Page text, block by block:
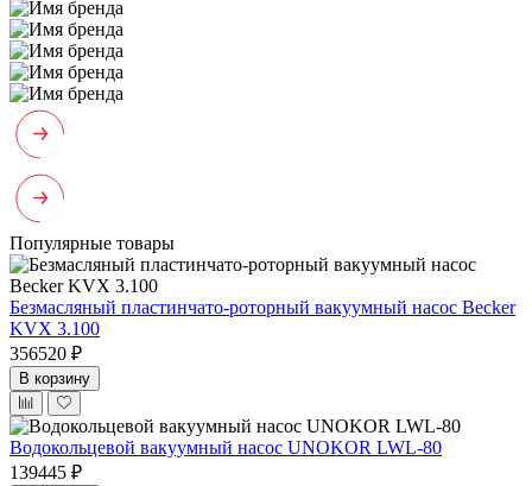
Популярные товары
Безмасляный пластинчато-роторный вакуумный насос Becker
KVX 3.100
356520 ₽
В корзину
Водокольцевой вакуумный насос UNOKOR LWL-80
139445 ₽